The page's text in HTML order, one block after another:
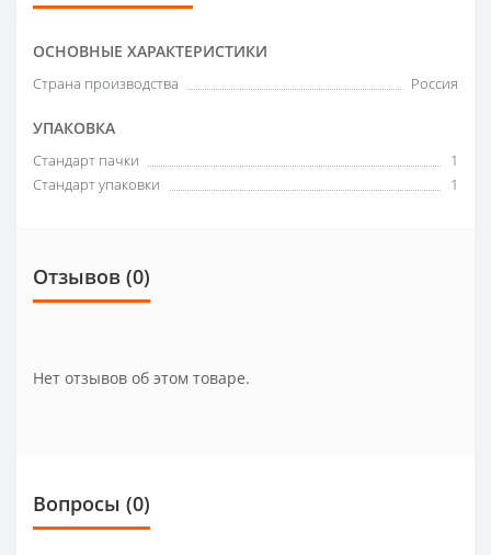
ОСНОВНЫЕ ХАРАКТЕРИСТИКИ
Страна производства Россия
УПАКОВКА
Стандарт пачки
1
Стандарт упаковки
1
Отзывов (0)
Нет отзывов об этом товаре.
Вопросы (0)